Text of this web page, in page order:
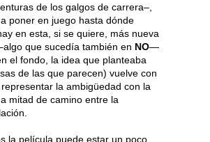
de los galgos de carrera–,
poner en juego hasta dónde
en esta, si se quiere, más nueva
que sucedía también en NO—
el fondo, la idea que planteaba
de las que parecen) vuelve con
la ambigüedad con la
mitad de camino entre la
la película puede estar un poco